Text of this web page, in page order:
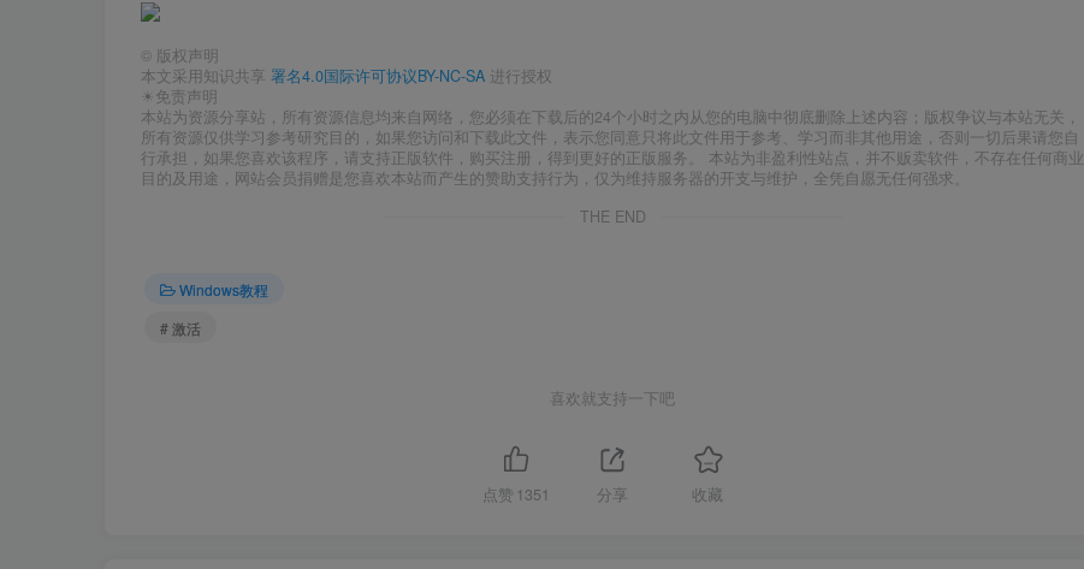
© 版权声明
本文采用知识共享 署名4.0国际许可协议BY-NC-SA 进行授权
☀免责声明
本站为资源分享站，所有资源信息均来自网络，您必须在下载后的24个小时之内从您的电脑中彻底删除上述内容；版权争议与本站无关，
所有资源仅供学习参考研究目的，如果您访问和下载此文件，表示您同意只将此文件用于参考、学习而非其他用途，否则一切后果请您自
行承担，如果您喜欢该程序，请支持正版软件，购买注册，得到更好的正版服务。 本站为非盈利性站点，并不贩卖软件，不存在任何商业
目的及用途，网站会员捐赠是您喜欢本站而产生的赞助支持行为，仅为维持服务器的开支与维护，全凭自愿无任何强求。
THE END
Windows教程
# 激活
喜欢就支持一下吧
点赞 1351 分享 收藏